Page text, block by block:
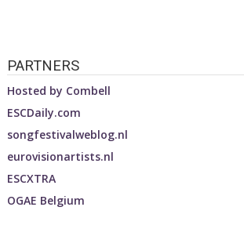
PARTNERS
Hosted by Combell
ESCDaily.com
songfestivalweblog.nl
eurovisionartists.nl
ESCXTRA
OGAE Belgium